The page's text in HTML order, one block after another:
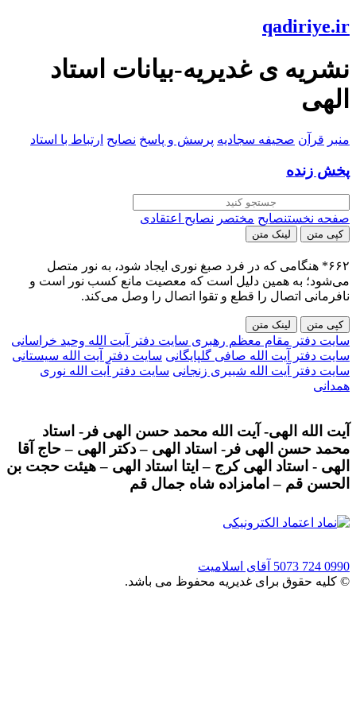
qadiriye.ir
نشریه ی غدیریه-بیانات استاد
الهی
منبر قرآن صحیفه سجادیه پرسش و پاسخ نصایح ارتباط با استاد
پخش زنده
صفحه نخستنصایح مختصر نصایح اعتقادی
کپی متن لینک متن
۶۶۲* هنگامی که در فرد صبغ نورى ايجاد ‏شود، به نور متصل
می‌شود؛ به همين دليل است که معصيت مانع كسب نور است و
نافرمانى اتصال را قطع و تقوا اتصال را وصل می‌کند.
کپی متن لینک متن
سایت دفتر مقام معظم رهبری سایت دفتر آیت الله وحید خراسانی
سایت دفتر آیت الله صافی گلپایگانی سایت دفتر آیت الله سیستانی
سایت دفتر آیت الله شبیری زنجانی سایت دفتر آیت الله نوری
همدانی
آیت الله الهی- آیت الله محمد حسن الهی فر- استاد
محمد حسن الهی فر- استاد الهی – دکتر الهی – حاج آقا
الهی - استاد الهی کرج – ایتا استاد الهی – هیئت حجت بن
الحسن قم – امامزاده شاه جمال قم
0990 724 5073
آقای اسلامیت
© کلیه حقوق برای غدیریه محفوظ می باشد.